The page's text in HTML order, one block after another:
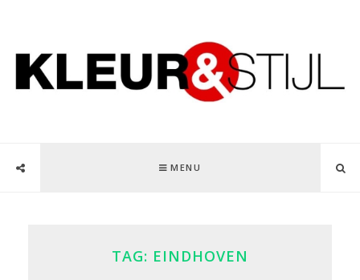
MENU
TAG: EINDHOVEN